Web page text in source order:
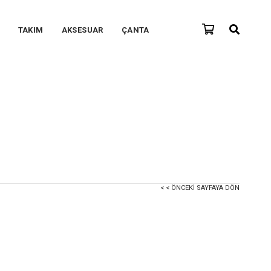
TAKIM AKSESUAR ÇANTA
< < ÖNCEKI SAYFAYA DÖN